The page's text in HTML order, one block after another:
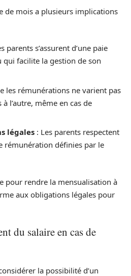
de mois a plusieurs implications
parents s’assurent d’une paie
facilite la gestion de son
les rémunérations ne varient pas
l’autre, même en cas de
légales : Les parents respectent
rémunération définies par le
pour rendre la mensualisation à
aux obligations légales pour
du salaire en cas de
la possibilité d’un